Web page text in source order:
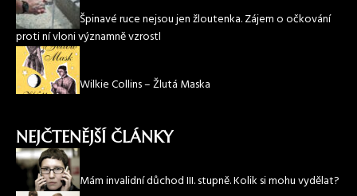
Špinavé ruce nejsou jen žloutenka. Zájem o očkování
proti ní vloni významně vzrostl
Wilkie Collins – Žlutá Maska
NEJČTENĚJŠÍ ČLÁNKY
Mám invalidní důchod III. stupně. Kolik si mohu vydělat?